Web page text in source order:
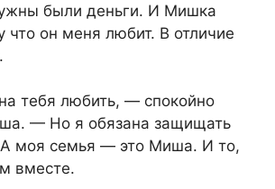
были деньги. И Мишка
что он меня любит. В отличие
тебя любить, — спокойно
— Но я обязана защищать
моя семья — это Миша. И то,
вместе.